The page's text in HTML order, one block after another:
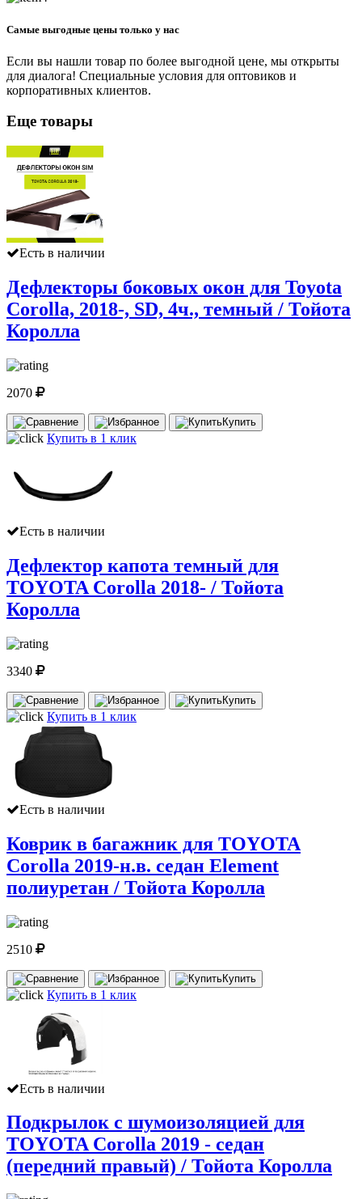
Самые выгодные цены только у нас
Если вы нашли товар по более выгодной цене, мы открыты
для диалога! Специальные условия для оптовиков и
корпоративных клиентов.
Еще товары
Есть в наличии
Дефлекторы боковых окон для Toyota
Corolla, 2018-, SD, 4ч., темный / Тойота
Королла
2070
Купить
Купить в 1 клик
Есть в наличии
Дефлектор капота темный для
TOYOTA Corolla 2018- / Тойота
Королла
3340
Купить
Купить в 1 клик
Есть в наличии
Коврик в багажник для TOYOTA
Corolla 2019-н.в. седан Element
полиуретан / Тойота Королла
2510
Купить
Купить в 1 клик
Есть в наличии
Подкрылок с шумоизоляцией для
TOYOTA Corolla 2019 - седан
(передний правый) / Тойота Королла